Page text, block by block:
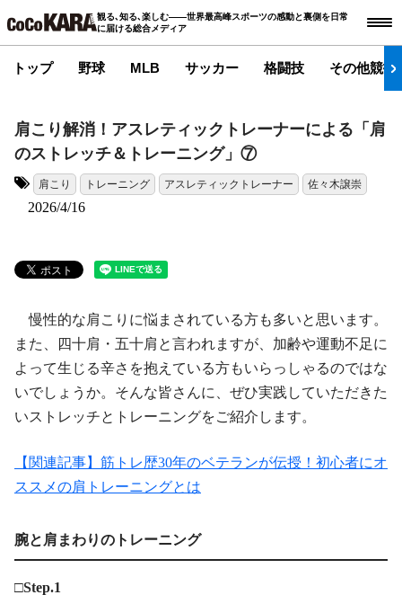
観る､知る､楽しむ――世界最高峰スポーツの感動と裏側を日常
に届ける総合メディア
トップ 野球 MLB サッカー 格闘技 その他競技
肩こり解消！アスレティックトレーナーによる「肩
のストレッチ＆トレーニング」⑦
肩こり トレーニング アスレティックトレーナー 佐々木譲崇
2026/4/16
慢性的な肩こりに悩まされている方も多いと思います。
また、四十肩・五十肩と言われますが、加齢や運動不足に
よって生じる辛さを抱えている方もいらっしゃるのではな
いでしょうか。そんな皆さんに、ぜひ実践していただきた
いストレッチとトレーニングをご紹介します。
【関連記事】筋トレ歴30年のベテランが伝授！初心者にオ
ススメの肩トレーニングとは
腕と肩まわりのトレーニング
□Step.1